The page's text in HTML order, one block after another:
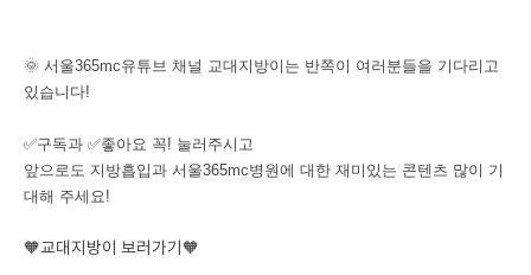
🌞 서울365mc유튜브 채널 교대지방이는 반쪽이 여러분들을 기다리고
있습니다!
✅구독과 ✅좋아요 꼭! 눌러주시고
앞으로도 지방흡입과 서울365mc병원에 대한 재미있는 콘텐츠 많이 기
대해 주세요!
🧡교대지방이 보러가기🧡